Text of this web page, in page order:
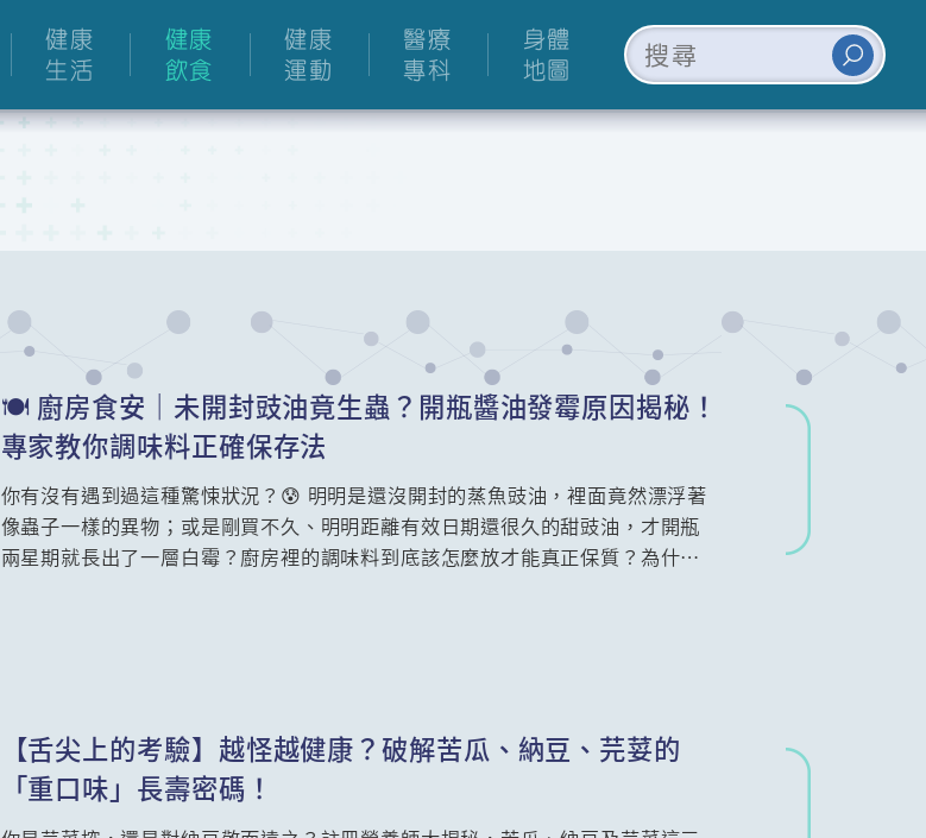
健康
生活
健康
飲食
健康
運動
醫療
專科
身體
地圖
🍽️ 廚房食安｜未開封豉油竟生蟲？開瓶醬油發霉原因揭秘！
專家教你調味料正確保存法
你有沒有遇到過這種驚悚狀況？😰 明明是還沒開封的蒸魚豉油，裡面竟然漂浮著
像蟲子一樣的異物；或是剛買不久、明明距離有效日期還很久的甜豉油，才開瓶
兩星期就長出了一層白霉？廚房裡的調味料到底該怎麼放才能真正保質？為什麼
【舌尖上的考驗】越怪越健康？破解苦瓜、納豆、芫荽的
「重口味」長壽密碼！